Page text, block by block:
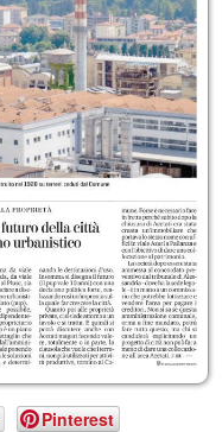
Pinterest